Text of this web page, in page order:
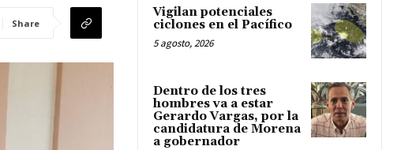
Share
Vigilan potenciales
ciclones en el Pacífico
5 agosto, 2026
Dentro de los tres
hombres va a estar
Gerardo Vargas, por la
candidatura de Morena
a gobernador